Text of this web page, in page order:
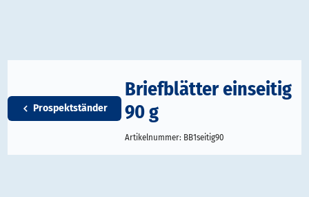
Prospektständer
Briefblätter einseitig
90 g
Artikelnummer: BB1seitig90